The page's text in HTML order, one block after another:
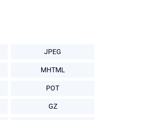
JPEG
MHTML
POT
GZ